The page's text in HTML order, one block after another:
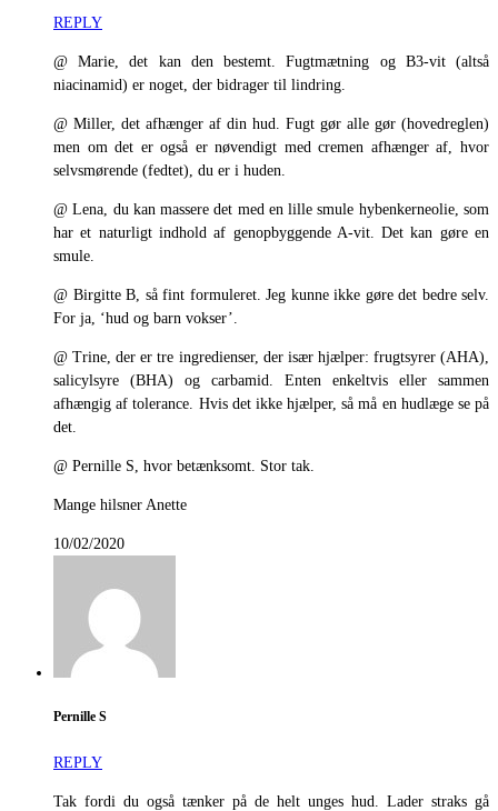
REPLY
@ Marie, det kan den bestemt. Fugtmætning og B3-vit (altså
niacinamid) er noget, der bidrager til lindring.
@ Miller, det afhænger af din hud. Fugt gør alle gør (hovedreglen)
men om det er også er nøvendigt med cremen afhænger af, hvor
selvsmørende (fedtet), du er i huden.
@ Lena, du kan massere det med en lille smule hybenkerneolie, som
har et naturligt indhold af genopbyggende A-vit. Det kan gøre en
smule.
@ Birgitte B, så fint formuleret. Jeg kunne ikke gøre det bedre selv.
For ja, ‘hud og barn vokser’.
@ Trine, der er tre ingredienser, der især hjælper: frugtsyrer (AHA),
salicylsyre (BHA) og carbamid. Enten enkeltvis eller sammen
afhængig af tolerance. Hvis det ikke hjælper, så må en hudlæge se på
det.
@ Pernille S, hvor betænksomt. Stor tak.
Mange hilsner Anette
10/02/2020
Pernille S
REPLY
Tak fordi du også tænker på de helt unges hud. Lader straks gå